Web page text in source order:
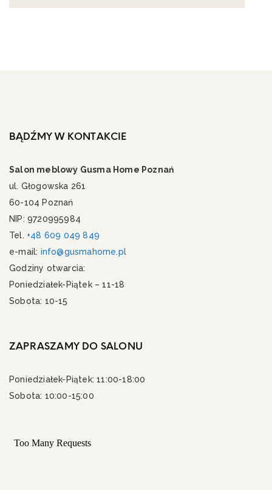
BĄDŹMY W KONTAKCIE
Salon meblowy Gusma Home Poznań
ul. Głogowska 261
60-104 Poznań
NIP: 9720995984
Tel. +48 609 049 849
e-mail: info@gusmahome.pl
Godziny otwarcia:
Poniedziałek-Piątek – 11-18
Sobota: 10-15
ZAPRASZAMY DO SALONU
Poniedziałek-Piątek: 11:00-18:00
Sobota: 10:00-15:00